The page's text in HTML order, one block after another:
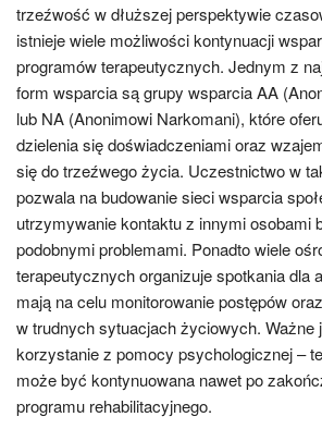
trzeźwość w dłuższej perspektywie
istnieje wiele możliwości kontynuacji
programów terapeutycznych. Jednym z
form wsparcia są grupy wsparcia AA
lub NA (Anonimowi Narkomani), które
dzielenia się doświadczeniami oraz
się do trzeźwego życia. Uczestnictwo w
pozwala na budowanie sieci wsparcia
utrzymywanie kontaktu z innymi osobami
podobnymi problemami. Ponadto wiele
terapeutycznych organizuje spotkania dla
mają na celu monitorowanie postępów
w trudnych sytuacjach życiowych. Ważne
korzystanie z pomocy psychologicznej –
może być kontynuowana nawet po
programu rehabilitacyjnego.